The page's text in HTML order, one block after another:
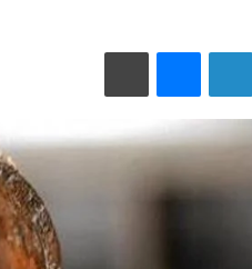
لينكدإن ماسنجر طباعة